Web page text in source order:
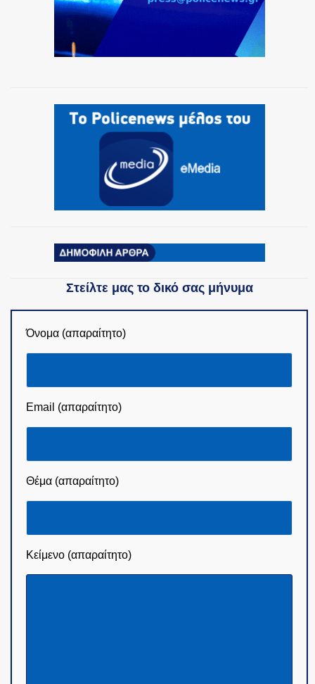
ΟΜΑΔΕΣ ΕΛ.ΑΣ.
Στείλτε μας το δικό σας μήνυμα
Όνομα (απαραίτητο)
Email (απαραίτητο)
Θέμα (απαραίτητο)
Κείμενο (απαραίτητο)